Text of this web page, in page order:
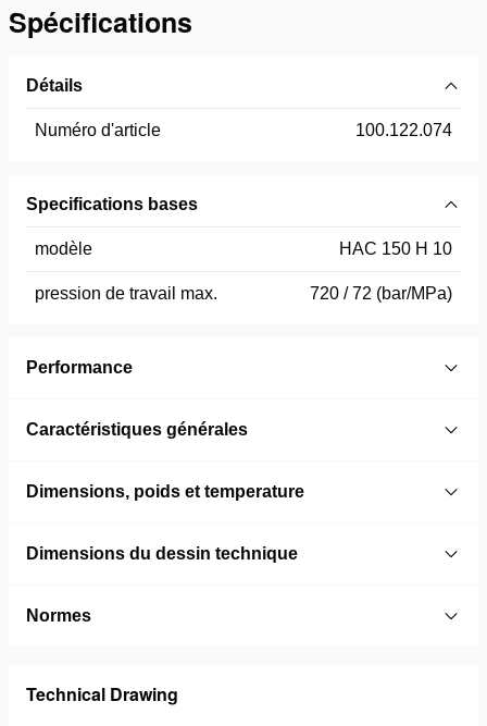
Spécifications
Détails
Numéro d'article 100.122.074
Specifications bases
modèle HAC 150 H 10
pression de travail max. 720 / 72 (bar/MPa)
Performance
Caractéristiques générales
Dimensions, poids et temperature
Dimensions du dessin technique
Normes
Technical Drawing